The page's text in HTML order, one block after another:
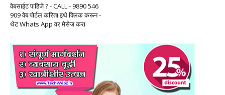
वेबसाईट पाहिजे ? - CALL - 9890 546
909 वेब पोर्टल करिता इथे क्लिक करून -
थेट Whats App वर मेसेज करा